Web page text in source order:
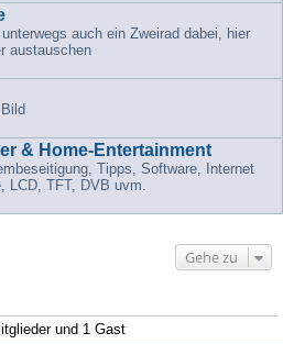
auch ein Zweirad dabei, hier
austauschen
& Home-Entertainment
Tipps, Software, Internet
LCD, TFT, DVB uvm.
Gehe zu
und 1 Gast